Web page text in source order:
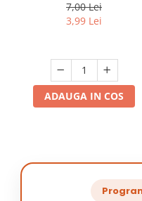
85 gr
7,00 Lei
3,99 Lei
ADAUGA IN COS